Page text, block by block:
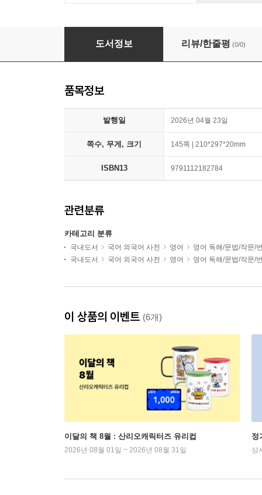
Reading Essays
도서정보 리뷰/한줄평 (0/0)
품목정보
발행일 2026년 04월 23일
쪽수, 무게, 크기 145쪽 | 210*297*20mm
ISBN13 9791112182784
관련분류
카테고리 분류
국내도서 국어 외국어 사전 영어
영어 독해/문법/작문/
국내도서
국어 외국어 사전 영어 영어 독해/문법/작문/
이 상품의 이벤트 (6개)
이달의 책 8월 : 산리오캐릭터즈 유리컵
2026년 08월 01일 ~ 2026년 08월 31일
정
상